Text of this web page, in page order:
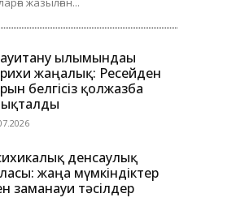
ғылымындағы
жаңалық: Ресейден
белгісіз қолжазба
денсаулық
жаңа мүмкіндіктер
заманауи тәсілдер